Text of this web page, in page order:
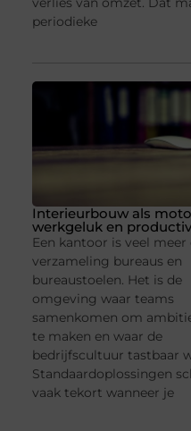
periodieke
Interieurbouw als
werkgeluk en
Een kantoor is veel meer
verzameling bureaus en
bureaustoelen. Het is de
omgeving waar teams
samenkomen om
te maken en waar de
bedrijfscultuur tastbaar
Standaardoplossingen
vaak tekort wanneer je